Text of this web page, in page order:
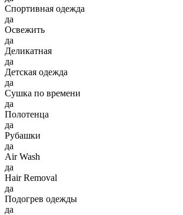
Спортивная одежда
да
Освежить
да
Деликатная
да
Детская одежда
да
Сушка по времени
да
Полотенца
да
Рубашки
да
Air Wash
да
Hair Removal
да
Подогрев одежды
да